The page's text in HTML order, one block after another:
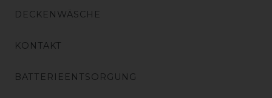
DECKENWÄSCHE
KONTAKT
BATTERIEENTSORGUNG